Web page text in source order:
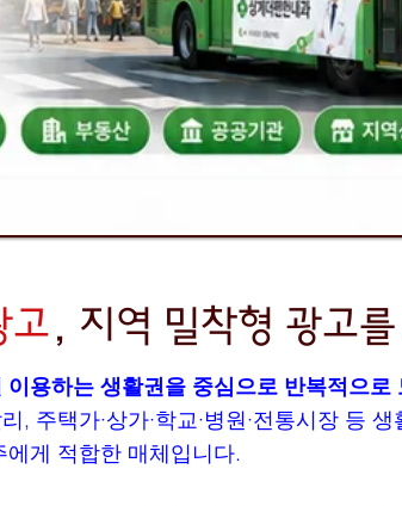
고 , 지역 밀착형 광고
용하는 생활권을 중심으로 반복적으로
, 주택가·상가·학교·병원·전통시장 등
게 적합한 매체입니다.